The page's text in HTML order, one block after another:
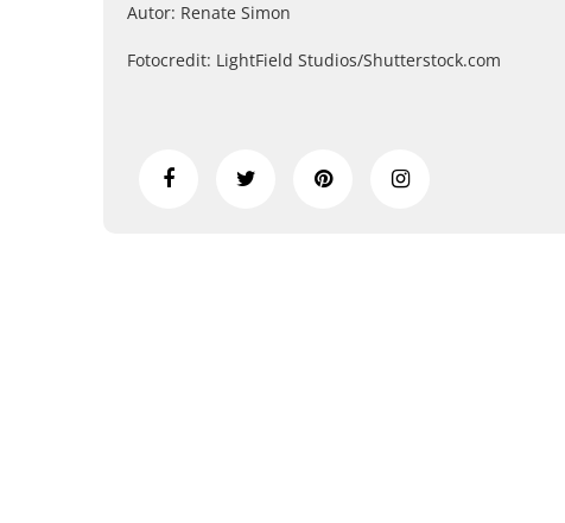
Autor: Renate Simon
Fotocredit: LightField Studios/Shutterstock.com